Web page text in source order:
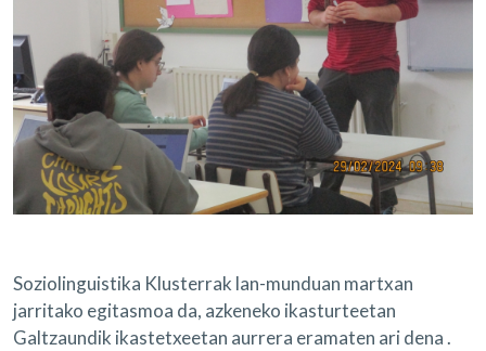
Soziolinguistika Klusterrak lan-munduan martxan
jarritako egitasmoa da, azkeneko ikasturteetan
Galtzaundik ikastetxeetan aurrera eramaten ari dena .